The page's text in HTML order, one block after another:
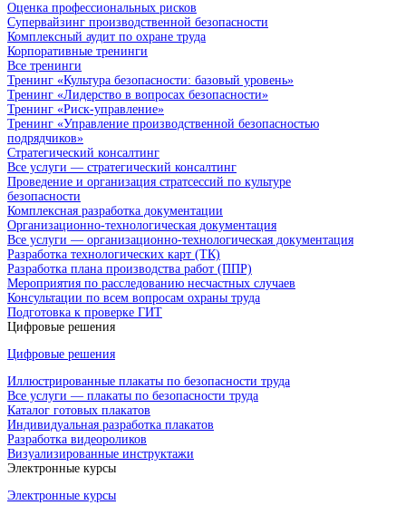
Оценка профессиональных рисков
Супервайзинг производственной безопасности
Комплексный аудит по охране труда
Корпоративные тренинги
Все тренинги
Тренинг «Культура безопасности: базовый уровень»
Тренинг «Лидерство в вопросах безопасности»
Тренинг «Риск-управление»
Тренинг «Управление производственной безопасностью
подрядчиков»
Стратегический консалтинг
Все услуги — стратегический консалтинг
Проведение и организация стратсессий по культуре
безопасности
Комплексная разработка документации
Организационно-технологическая документация
Все услуги — организационно-технологическая документация
Разработка технологических карт (ТК)
Разработка плана производства работ (ППР)
Мероприятия по расследованию несчастных случаев
Консультации по всем вопросам охраны труда
Подготовка к проверке ГИТ
Цифровые решения
Цифровые решения
Иллюстрированные плакаты по безопасности труда
Все услуги — плакаты по безопасности труда
Каталог готовых плакатов
Индивидуальная разработка плакатов
Разработка видеороликов
Визуализированные инструктажи
Электронные курсы
Электронные курсы